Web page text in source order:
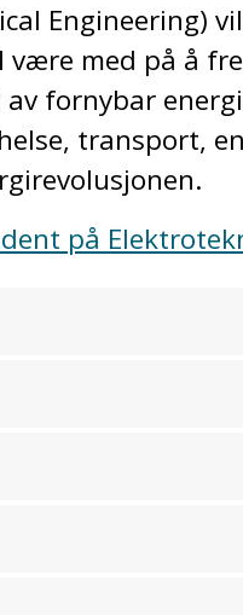
Engineering)
være med på å
fornybar
transport,
på